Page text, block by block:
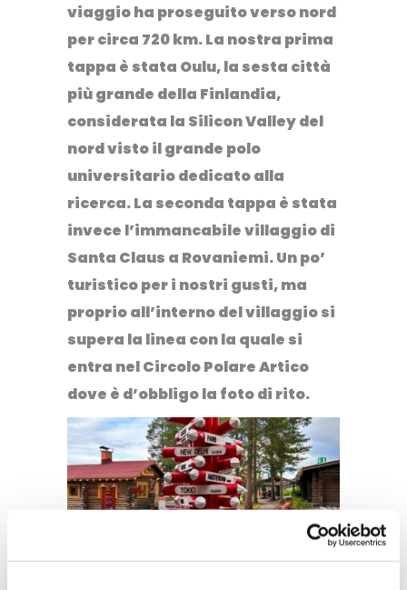
viaggio ha proseguito verso nord
per circa 720 km. La nostra prima
tappa è stata Oulu, la sesta città
più grande della Finlandia,
considerata la Silicon Valley del
nord visto il grande polo
universitario dedicato alla
ricerca. La seconda tappa è stata
invece l’immancabilevillaggio di
Santa Claus a Rovaniemi. Un po’
turistico per i nostri gusti, ma
proprio all’interno del villaggio si
supera la linea con la quale si
entra nelCircolo Polare Artico
dove è d’obbligo la foto di rito.